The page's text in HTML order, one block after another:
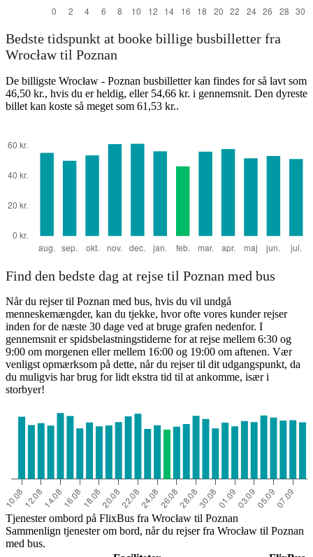
Bedste tidspunkt at booke billige busbilletter fra
Wrocław til Poznan
De billigste Wrocław - Poznan busbilletter kan findes for så lavt som
46,50 kr., hvis du er heldig, eller 54,66 kr. i gennemsnit. Den dyreste
billet kan koste så meget som 61,53 kr..
Find den bedste dag at rejse til Poznan med bus
Når du rejser til Poznan med bus, hvis du vil undgå
menneskemængder, kan du tjekke, hvor ofte vores kunder rejser
inden for de næste 30 dage ved at bruge grafen nedenfor. I
gennemsnit er spidsbelastningstiderne for at rejse mellem 6:30 og
9:00 om morgenen eller mellem 16:00 og 19:00 om aftenen. Vær
venligst opmærksom på dette, når du rejser til dit udgangspunkt, da
du muligvis har brug for lidt ekstra tid til at ankomme, især i
storbyer!
Tjenester ombord på FlixBus fra Wrocław til Poznan
Sammenlign tjenester om bord, når du rejser fra Wrocław til Poznan
med bus.